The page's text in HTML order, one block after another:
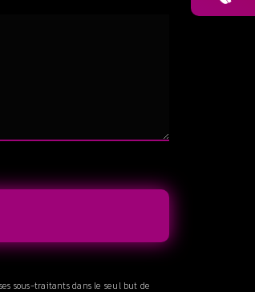
sous-traitants dans le seul but de